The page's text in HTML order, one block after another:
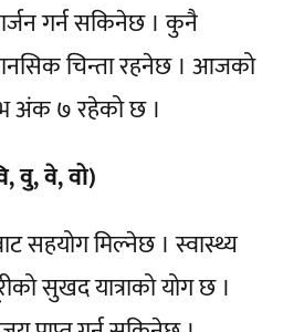
गर्न सकिनेछ । कुनै
चिन्ता रहनेछ । आजको
अंक ७ रहेको छ ।
वु, वे, वो)
सहयोग मिल्नेछ । स्वास्थ्य
सुखद यात्राको योग छ ।